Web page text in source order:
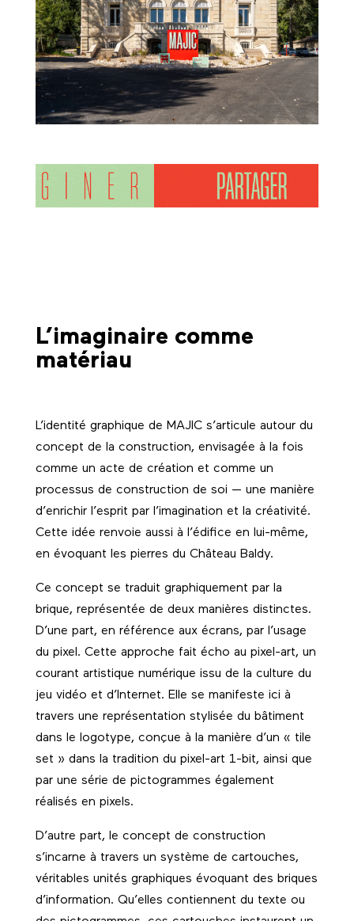
L’imaginaire comme
matériau
L’identité graphique de MAJIC s’articule autour du
concept de la construction, envisagée à la fois
comme un acte de création et comme un
processus de construction de soi — une manière
d’enrichir l’esprit par l’imagination et la créativité.
Cette idée renvoie aussi à l’édifice en lui-même,
en évoquant les pierres du Château Baldy.
Ce concept se traduit graphiquement par la
brique, représentée de deux manières distinctes.
D’une part, en référence aux écrans, par l’usage
du pixel. Cette approche fait écho au pixel-art, un
courant artistique numérique issu de la culture du
jeu vidéo et d’Internet. Elle se manifeste ici à
travers une représentation stylisée du bâtiment
dans le logotype, conçue à la manière d’un « tile
set » dans la tradition du pixel-art 1-bit, ainsi que
par une série de pictogrammes également
réalisés en pixels.
D’autre part, le concept de construction
s’incarne à travers un système de cartouches,
véritables unités graphiques évoquant des briques
d’information. Qu’elles contiennent du texte ou